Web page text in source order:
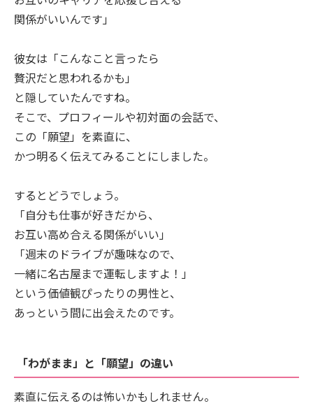
関係がいいんです」
彼女は「こんなこと言ったら
贅沢だと思われるかも」
と隠していたんですね。
そこで、プロフィールや初対面の会話で、
この「願望」を素直に、
かつ明るく伝えてみることにしました。
するとどうでしょう。
「自分も仕事が好きだから、
お互い高め合える関係がいい」
「週末のドライブが趣味なので、
一緒に名古屋まで運転しますよ！」
という価値観ぴったりの男性と、
あっという間に出会えたのです。
「わがまま」と「願望」の違い
素直に伝えるのは怖いかもしれません。